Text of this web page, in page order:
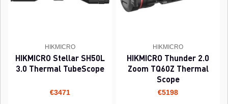
HIKMICRO
HIKMICRO Stellar SH50L
3.0 Thermal TubeScope
€3471
HIKMICRO
HIKMICRO Thunder 2.0
Zoom TQ60Z Thermal
Scope
€5198